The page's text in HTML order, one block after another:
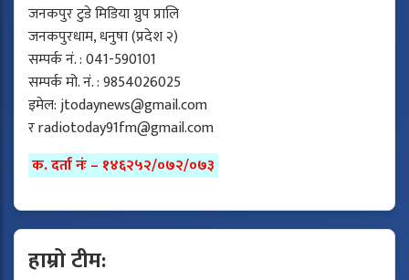
जनकपुर टुडे मिडिया ग्रुप प्रालि
जनकपुरधाम, धनुषा (प्रदेश २)
सम्पर्क नं. : 041-590101
सम्पर्क मो. नं. : 9854026025
इमेल:jtodaynews@gmail.com
रradiotoday91fm@gmail.com
क. दर्ता नंः – १४६२५२/०७२/०७३
हाम्रो टीम: